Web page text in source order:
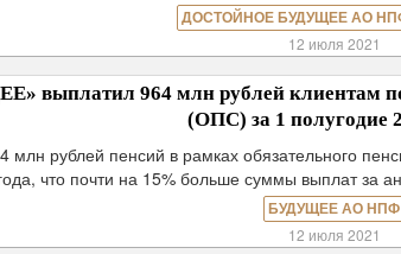
ДОСТОЙНОЕ БУДУЩЕЕ АО
12 июля 2021
выплатил 964 млн рублей клиентам по
(ОПС) за 1 полугодие
млн рублей пенсий в рамках обязательного
что почти на 15% больше суммы выплат за
БУДУЩЕЕ АО НПФ
12 июля 2021